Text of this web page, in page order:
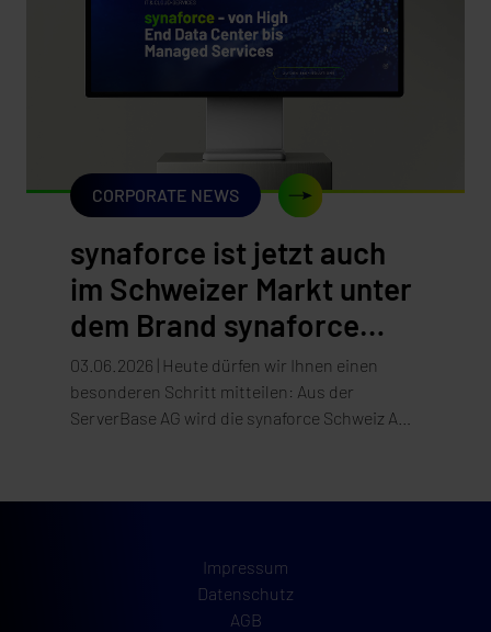
CORPORATE NEWS
synaforce ist jetzt auch
im Schweizer Markt unter
dem Brand synaforce
präsent!
03.06.2026 | Heute dürfen wir Ihnen einen
besonderen Schritt mitteilen: Aus der
ServerBase AG wird die synaforce Schweiz AG.
Impressum
Datenschutz
AGB